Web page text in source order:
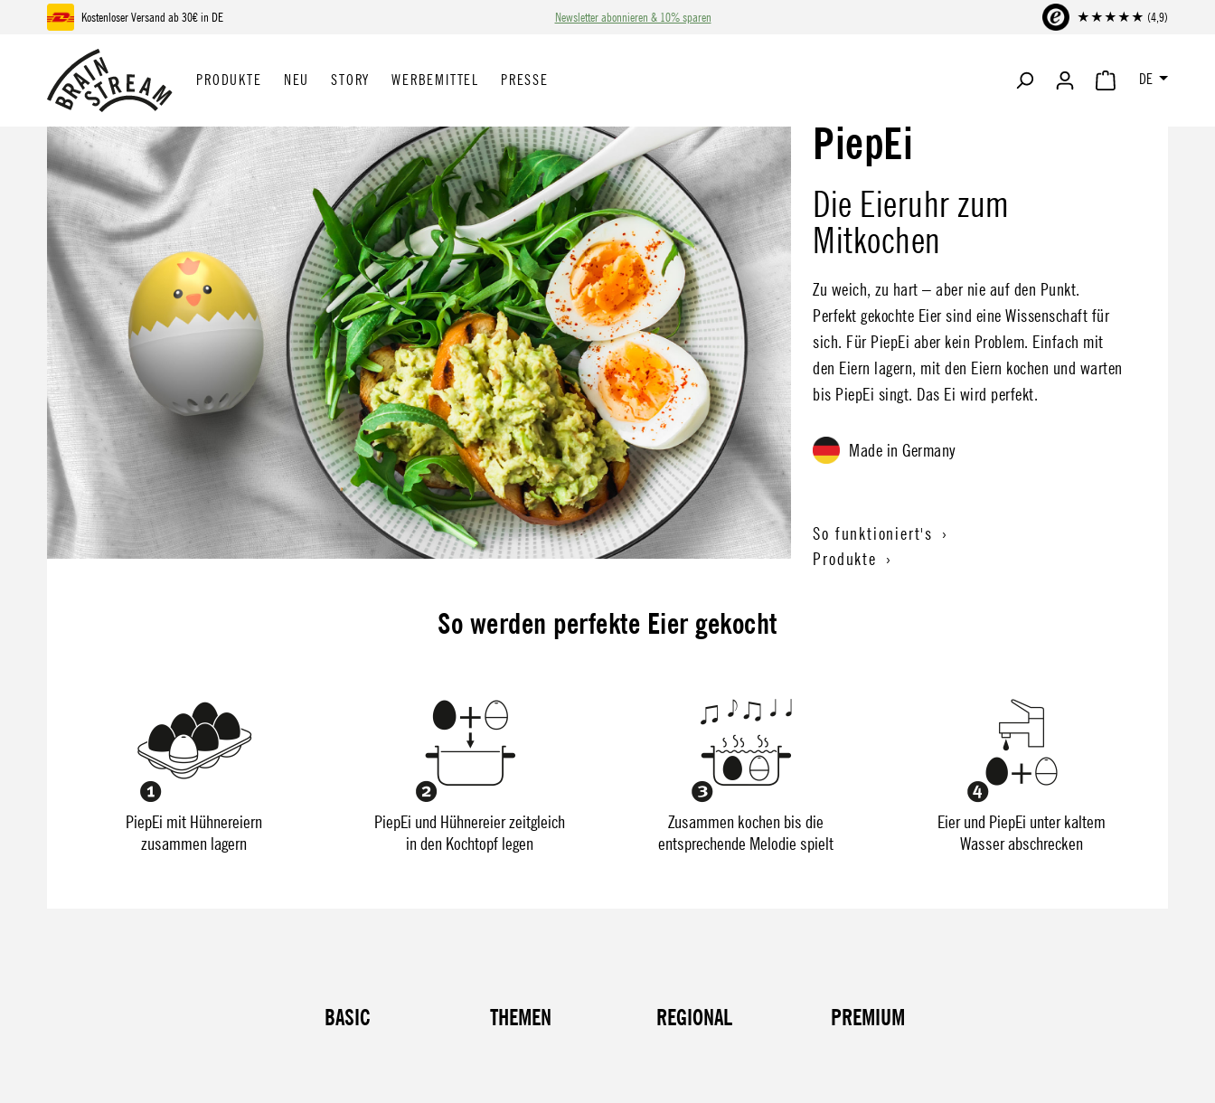
Hauptinhalt springen
Zur Suche springen
Zur Hauptnavigation springen
Kostenloser Versand ab 30€ in DE Newsletter abonnieren & 10% sparen ★★★★★ (4,9)
PRODUKTE NEU STORY WERBEMITTEL PRESSE WARENKORB
DE
PiepEi
Die Eieruhr zum
Mitkochen
Zu weich, zu hart – aber nie auf den Punkt.
Perfekt gekochte Eier sind eine Wissenschaft für
sich. Für PiepEi aber kein Problem. Einfach mit
den Eiern lagern, mit den Eiern kochen und warten
bis PiepEi singt. Das Ei wird perfekt.
Made in Germany
So funktioniert's ›
Produkte ›
So werden perfekte Eier gekocht
PiepEi mit Hühnereiern
zusammen lagern
PiepEi und Hühnereier zeitgleich
in den Kochtopf legen
Zusammen kochen bis die
entsprechende Melodie spielt
Eier und PiepEi unter kaltem
Wasser abschrecken
BASIC THEMEN REGIONAL PREMIUM